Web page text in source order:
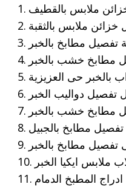
ملابس بالقطيف
خزائن ملابس بالثقبة
تفصيل مطابخ بالخبر
مطابخ خشب بالخبر
بالخبر حى العزيزية
دواليب الخبر
مطابخ خشب بالخبر
مطابخ بالجبيل
تفصيل مطابخ بالخبر
ملابس ايكيا الخبر
المطبخ الدمام